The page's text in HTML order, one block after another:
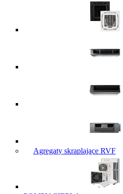
Agregaty skraplające RVF